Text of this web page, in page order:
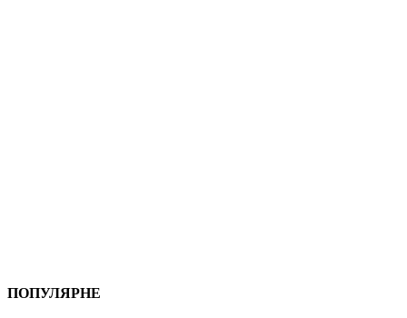
ПОПУЛЯРНЕ